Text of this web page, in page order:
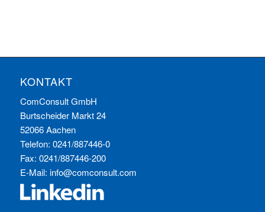
KONTAKT
ComConsult GmbH
Burtscheider Markt 24
52066 Aachen
Telefon: 0241/887446-0
Fax: 0241/887446-200
E-Mail: info@comconsult.com